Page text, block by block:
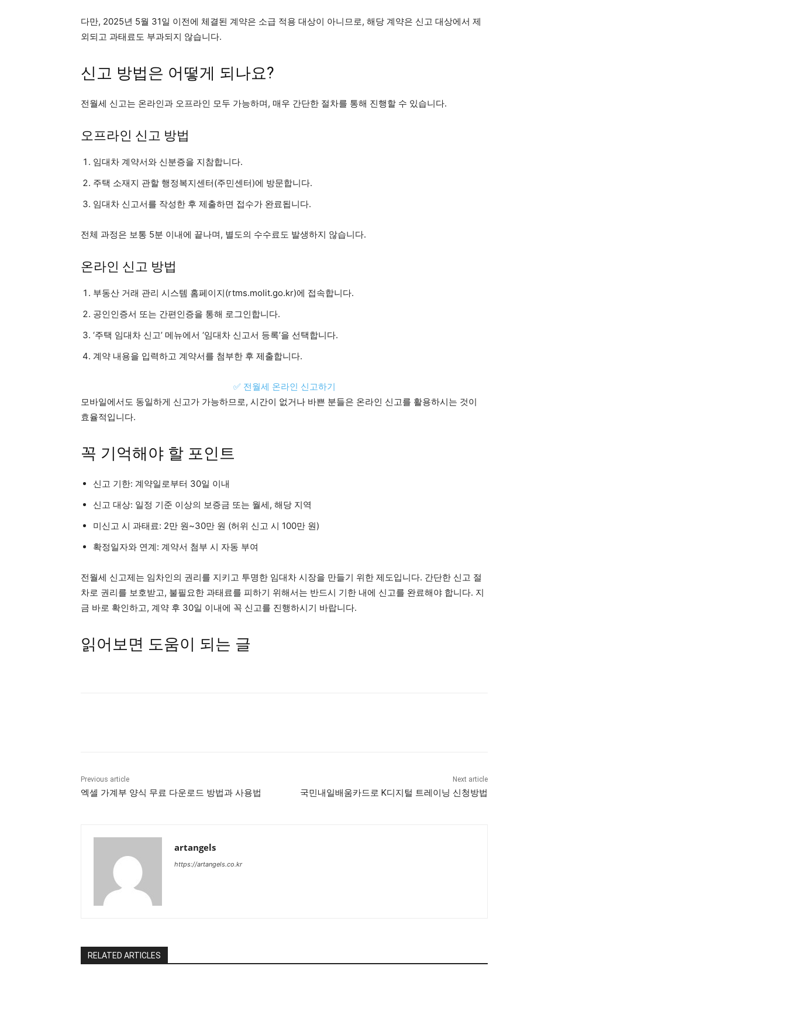
다만, 2025년 5월 31일 이전에 체결된 계약은 소급 적용 대상이 아니므로, 해당 계약은 신고 대상에서 제
외되고 과태료도 부과되지 않습니다.
신고 방법은 어떻게 되나요?
전월세 신고는 온라인과 오프라인 모두 가능하며, 매우 간단한 절차를 통해 진행할 수 있습니다.
오프라인 신고 방법
임대차 계약서와 신분증을 지참합니다.
주택 소재지 관할 행정복지센터(주민센터)에 방문합니다.
임대차 신고서를 작성한 후 제출하면 접수가 완료됩니다.
전체 과정은 보통 5분 이내에 끝나며, 별도의 수수료도 발생하지 않습니다.
온라인 신고 방법
부동산 거래 관리 시스템 홈페이지(rtms.molit.go.kr)에 접속합니다.
공인인증서 또는 간편인증을 통해 로그인합니다.
‘주택 임대차 신고’ 메뉴에서 ‘임대차 신고서 등록’을 선택합니다.
계약 내용을 입력하고 계약서를 첨부한 후 제출합니다.
✅ 전월세 온라인 신고하기
모바일에서도 동일하게 신고가 가능하므로, 시간이 없거나 바쁜 분들은 온라인 신고를 활용하시는 것이
효율적입니다.
꼭 기억해야 할 포인트
신고 기한: 계약일로부터 30일 이내
신고 대상: 일정 기준 이상의 보증금 또는 월세, 해당 지역
미신고 시 과태료: 2만 원~30만 원 (허위 신고 시 100만 원)
확정일자와 연계: 계약서 첨부 시 자동 부여
전월세 신고제는 임차인의 권리를 지키고 투명한 임대차 시장을 만들기 위한 제도입니다. 간단한 신고 절
차로 권리를 보호받고, 불필요한 과태료를 피하기 위해서는 반드시 기한 내에 신고를 완료해야 합니다. 지
금 바로 확인하고, 계약 후 30일 이내에 꼭 신고를 진행하시기 바랍니다.
읽어보면 도움이 되는 글
Previous article
엑셀 가계부 양식 무료 다운로드 방법과 사용법
Next article
국민내일배움카드로 K디지털 트레이닝 신청방법
artangels
https://artangels.co.kr
RELATED ARTICLES